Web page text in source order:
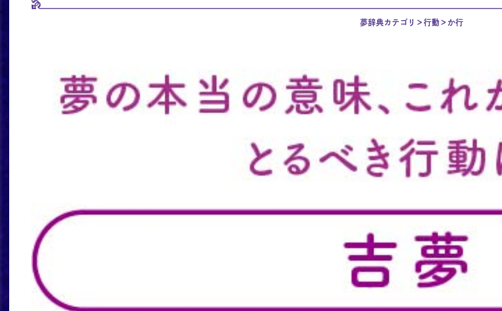
夢辞典カテゴリ 行動 か行